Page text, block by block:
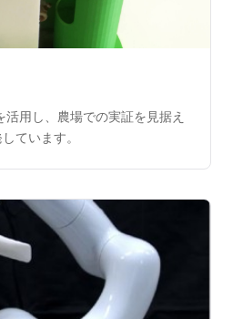
用し、農場での実証を見据え
ています。